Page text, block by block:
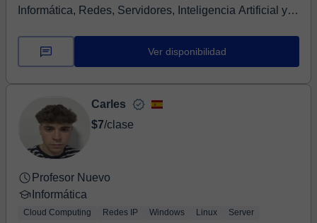
Informática, Redes, Servidores, Inteligencia Artificial y
Ver disponibilidad
Carles
$7/clase
Profesor Nuevo
Informática
Cloud Computing Redes IP Windows Linux Server